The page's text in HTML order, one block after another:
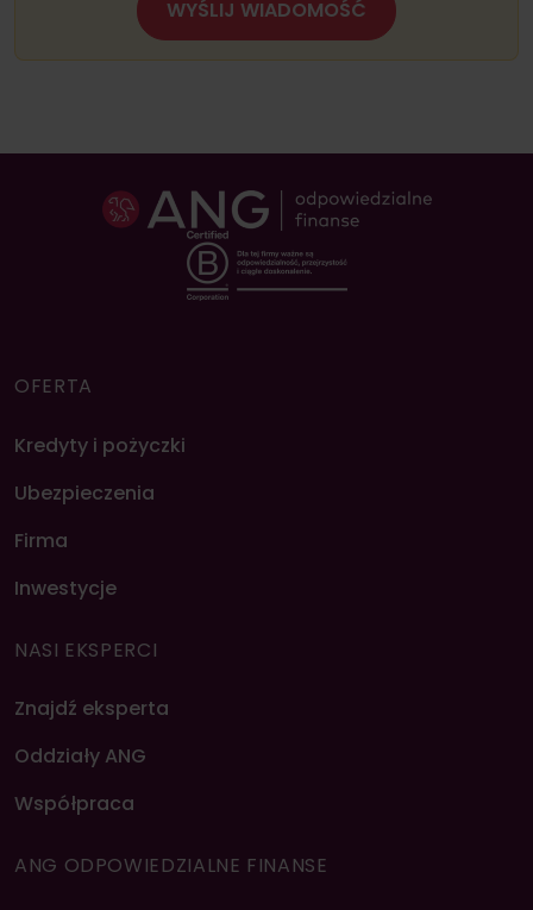
WYŚLIJ WIADOMOŚĆ
OFERTA
Kredyty i pożyczki
Ubezpieczenia
Firma
Inwestycje
NASI EKSPERCI
Znajdź eksperta
Oddziały ANG
Współpraca
ANG ODPOWIEDZIALNE FINANSE